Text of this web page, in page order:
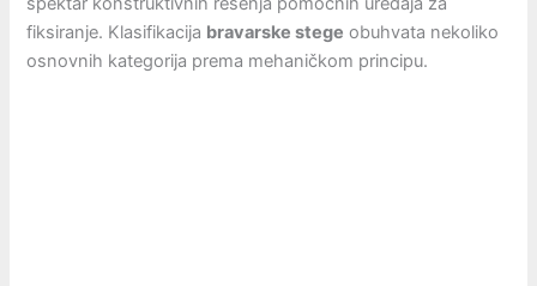
fiksiranje. Klasifikacija bravarske stege obuhvata nekoliko
osnovnih kategorija prema mehaničkom principu.